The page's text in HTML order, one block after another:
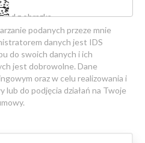
podanych przeze mnie
danych jest IDS
do swoich danych i ich
jest dobrowolne. Dane
oraz w celu realizowania i
lub do podjęcia działań na Twoje